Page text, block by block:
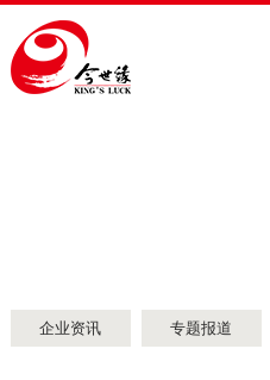
企业资讯 专题报道